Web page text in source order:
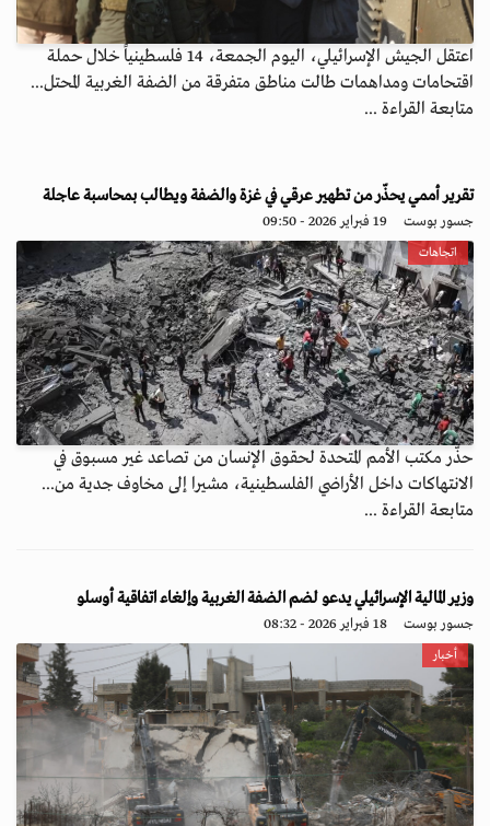
اعتقل الجيش الإسرائيلي، اليوم الجمعة، 14 فلسطينياً خلال حملة
اقتحامات ومداهمات طالت مناطق متفرقة من الضفة الغربية المحتل...
متابعة القراءة ...
تقرير أممي يحذّر من تطهير عرقي في غزة والضفة ويطالب بمحاسبة عاجلة
جسور بوست 19 فبراير 2026 - 09:50
اتجاهات
حذّر مكتب الأمم المتحدة لحقوق الإنسان من تصاعد غير مسبوق في
الانتهاكات داخل الأراضي الفلسطينية، مشيرا إلى مخاوف جدية من...
متابعة القراءة ...
وزير المالية الإسرائيلي يدعو لضم الضفة الغربية وإلغاء اتفاقية أوسلو
جسور بوست 18 فبراير 2026 - 08:32
أخبار